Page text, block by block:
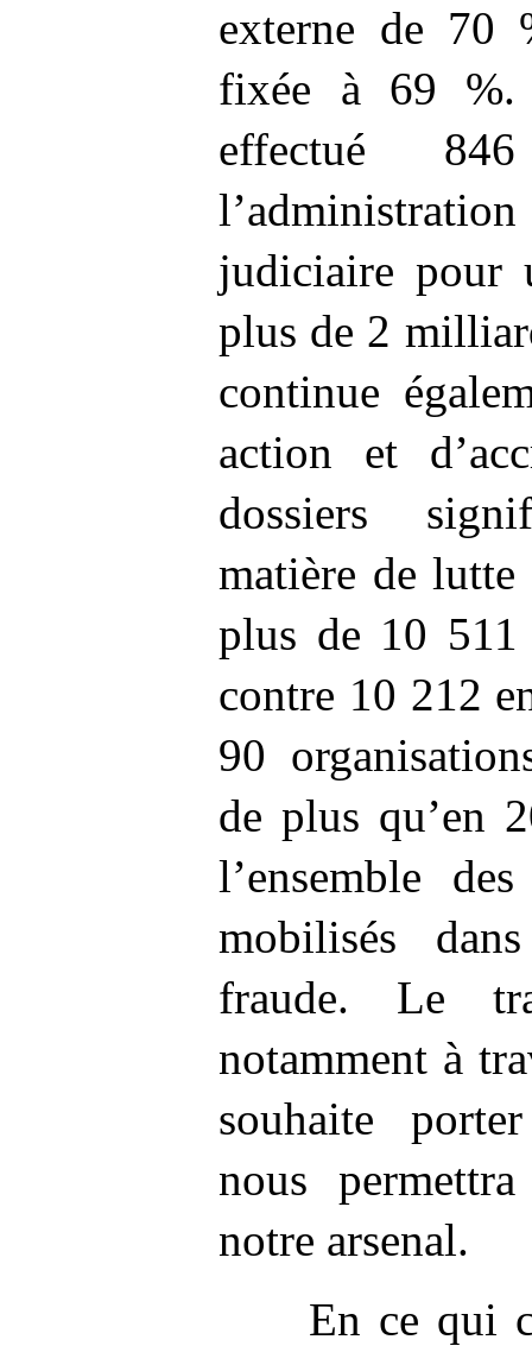
externe de 70
fixée à 69
effectué 846
judiciaire pour
plus de 2
continue
action et
dossiers
matière de
plus de 10 511
contre 10 212
90
de plus qu’en
l’ensemble
mobilisés
fraude. Le
notamment à
souhaite
nous
notre arsenal.
En ce qui